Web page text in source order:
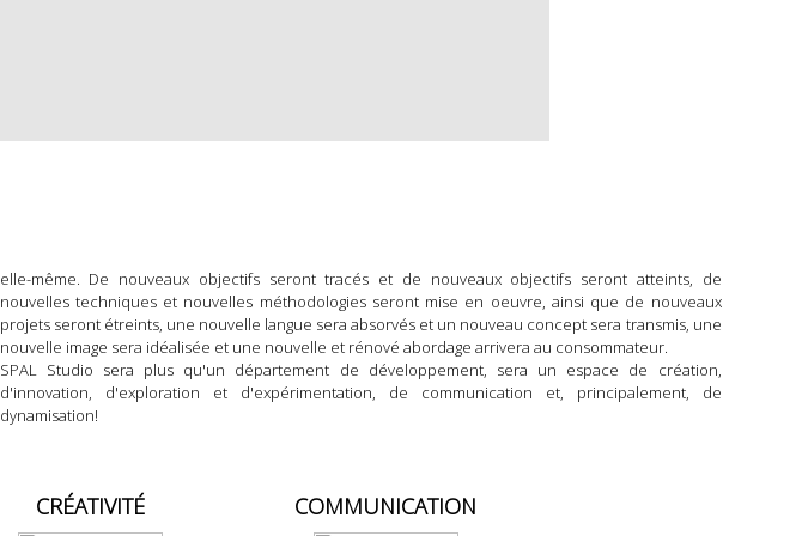
elle-même. De nouveaux objectifs seront tracés et de nouveaux objectifs seront atteints, de
nouvelles techniques et nouvelles méthodologies seront mise en oeuvre, ainsi que de nouveaux
projets seront étreints, une nouvelle langue sera absorvés et un nouveau concept sera transmis, une
nouvelle image sera idéalisée et une nouvelle et rénové abordage arrivera au consommateur.
SPAL Studio sera plus qu'un département de développement, sera un espace de création,
d'innovation, d'exploration et d'expérimentation, de communication et, principalement, de
dynamisation!
CRÉATIVITÉ COMMUNICATION